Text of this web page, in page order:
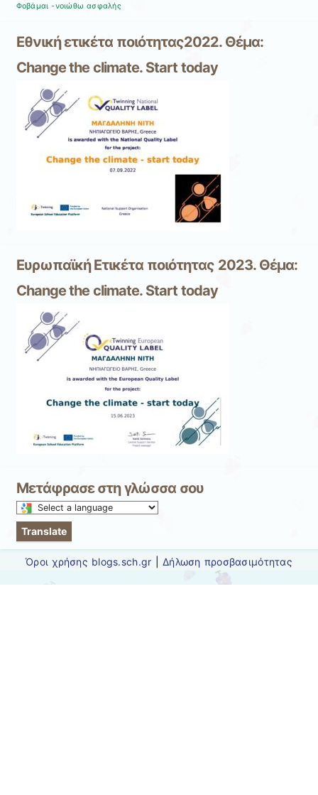
Φοβάμαι -νοιώθω ασφαλής
Εθνική ετικέτα ποιότητας2022. Θέμα:
Change the climate. Start today
Ευρωπαϊκή Ετικέτα ποιότητας 2023. Θέμα:
Change the climate. Start today
Μετάφρασε στη γλώσσα σου
Select
a
language
translate
Translate
Όροι χρήσης blogs.sch.gr Δήλωση προσβασιμότητας